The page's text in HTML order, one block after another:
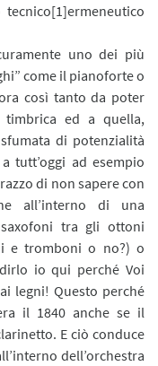
uno dei più
come il pianoforte o
così tanto da poter
ed a quella,
di potenzialità
tutt’oggi ad esempio
di non sapere con
all’interno di una
tra gli ottoni
e tromboni o no?) o
io qui perché Voi
legni! Questo perché
il 1840 anche se il
E ciò conduce
dell’orchestra